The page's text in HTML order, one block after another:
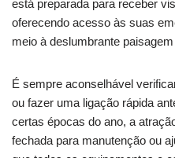
está preparada para receber
oferecendo acesso às suas
meio à deslumbrante
É sempre aconselhável
ou fazer uma ligação rápida
certas épocas do ano, a
fechada para manutenção ou